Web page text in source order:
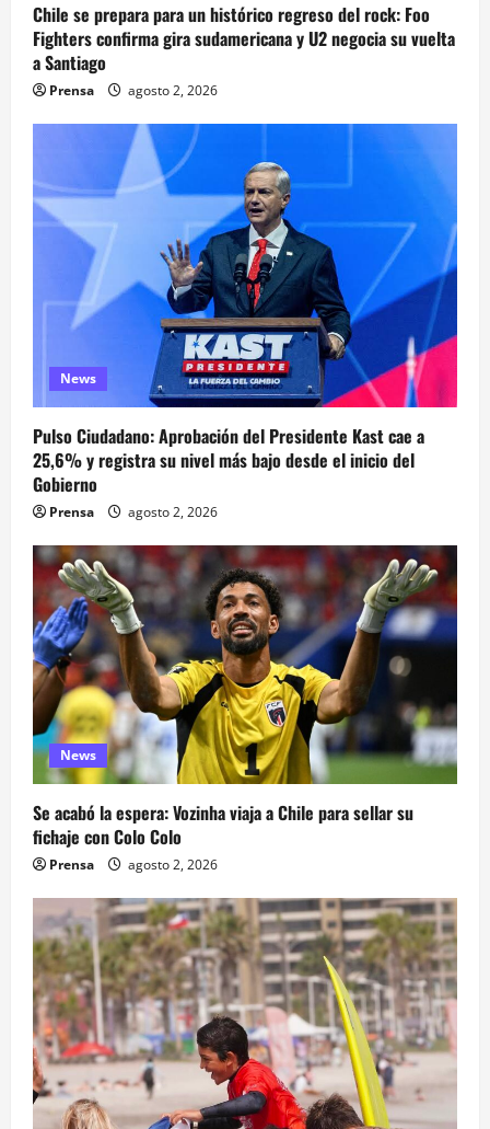
Chile se prepara para un histórico regreso del rock: Foo
Fighters confirma gira sudamericana y U2 negocia su vuelta
a Santiago
Prensa agosto 2, 2026
News
Pulso Ciudadano: Aprobación del Presidente Kast cae a
25,6% y registra su nivel más bajo desde el inicio del
Gobierno
Prensa agosto 2, 2026
News
Se acabó la espera: Vozinha viaja a Chile para sellar su
fichaje con Colo Colo
Prensa agosto 2, 2026